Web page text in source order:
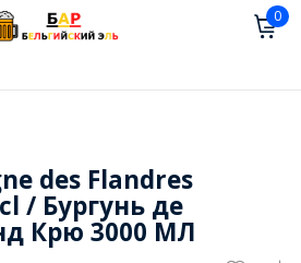
0
des Flandres
/ Бургунь де
Крю 3000 МЛ